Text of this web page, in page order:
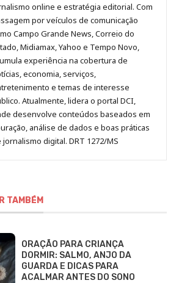
Pinterest
LinkedInInstagram
FacebookMalagolini
online e estratégia editorial. Com
por veículos de comunicação
Campo Grande News, Correio do
Midiamax, Yahoo e Tempo Novo,
experiência na cobertura de
economia, serviços,
e temas de interesse
Atualmente, lidera o portal DCI,
desenvolve conteúdos baseados em
análise de dados e boas práticas
jornalismo digital. DRT 1272/MS
TAMBÉM
ORAÇÃO PARA CRIANÇA
DORMIR: SALMO, ANJO DA
GUARDA E DICAS PARA
ACALMAR ANTES DO SONO